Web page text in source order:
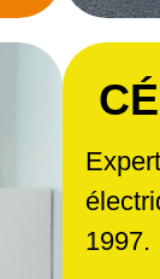
1997.